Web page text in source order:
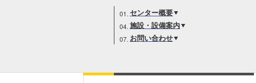
センター概要
施設・設備案内
お問い合わせ